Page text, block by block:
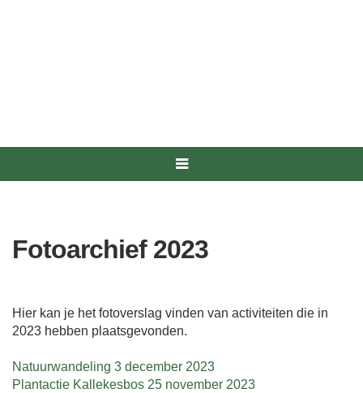
Fotoarchief 2023
Hier kan je het fotoverslag vinden van activiteiten die in
2023 hebben plaatsgevonden.
Natuurwandeling 3 december 2023
Plantactie Kallekesbos 25 november 2023